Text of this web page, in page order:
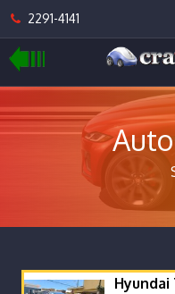
2291-4141
Hyundai